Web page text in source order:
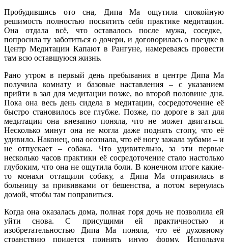
Пробудившись ото сна, Дипа Ма ощутила спокойную
решимость полностью посвятить себя практике медитации.
Она отдала всё, что оставалось после мужа, соседке,
попросила ту заботиться о дочери, и договорилась о поездке в
Центр Медитации Капают в Рангуне, намереваясь провести
там всю оставшуюся жизнь.
Рано утром в первый день пребывания в центре Дипа Ма
получила комнату и базовые наставления – с указанием
прийти в зал для медитации позже, во второй половине дня.
Пока она весь день сидела в медитации, сосредоточение её
быстро становилось все глубже. Позже, по дороге в зал для
медитации она внезапно поняла, что не может двигаться.
Несколько минут она не могла даже поднять стопу, что её
удивило. Наконец, она осознала, что её ногу зажала зубами – и
не отпускает – собака. Что удивительно, за эти первые
несколько часов практики её сосредоточение стало настолько
глубоким, что она не ощутила боли. В конечном итоге какие-
то монахи оттащили собаку, а Дипа Ма отправилась в
больницу за прививками от бешенства, а потом вернулась
домой, чтобы там поправиться.
Когда она оказалась дома, полная горя дочь не позволила ей
уйти снова. С присущими ей практичностью и
изобретательностью Дипа Ма поняла, что её духовному
странствию придется принять иную форму. Используя